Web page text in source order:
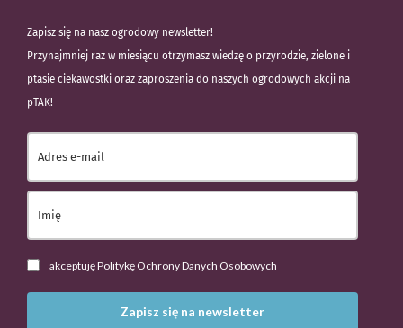
Zapisz się na nasz ogrodowy newsletter!
Przynajmniej raz w miesiącu otrzymasz wiedzę o przyrodzie, zielone i
ptasie ciekawostki oraz zaproszenia do naszych ogrodowych akcji na
pTAK!
akceptuję Politykę Ochrony Danych Osobowych
Zapisz się na newsletter